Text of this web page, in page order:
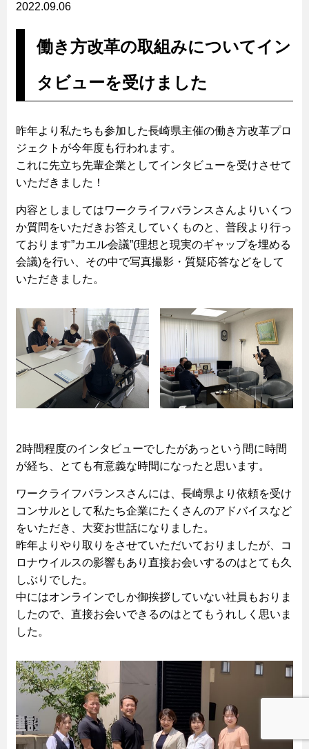
2022.09.06
働き方改革の取組みについてイン
タビューを受けました
昨年より私たちも参加した長崎県主催の働き方改革プロ
ジェクトが今年度も行われます。
これに先立ち先輩企業としてインタビューを受けさせて
いただきました！
内容としましてはワークライフバランスさんよりいくつ
か質問をいただきお答えしていくものと、普段より行っ
ております”カエル会議”(理想と現実のギャップを埋める
会議)を行い、その中で写真撮影・質疑応答などをして
いただきました。
2時間程度のインタビューでしたがあっという間に時間
が経ち、とても有意義な時間になったと思います。
ワークライフバランスさんには、長崎県より依頼を受け
コンサルとして私たち企業にたくさんのアドバイスなど
をいただき、大変お世話になりました。
昨年よりやり取りをさせていただいておりましたが、コ
ロナウイルスの影響もあり直接お会いするのはとても久
しぶりでした。
中にはオンラインでしか御挨拶していない社員もおりま
したので、直接お会いできるのはとてもうれしく思いま
した。